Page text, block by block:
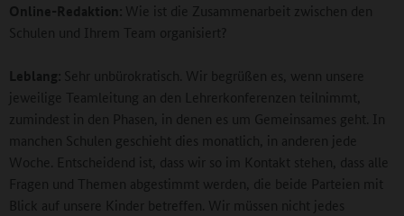
Online-Redaktion: Wie ist die Zusammenarbeit zwischen den
Schulen und Ihrem Team organisiert?
Leblang:
Sehr unbürokratisch. Wir begrüßen es, wenn unsere
jeweilige Teamleitung an den Lehrerkonferenzen teilnimmt,
zumindest in den Phasen, in denen es um Gemeinsames geht. In
manchen Schulen geschieht dies monatlich, in anderen jede
Woche. Entscheidend ist, dass wir so im Kontakt stehen, dass alle
Fragen und Themen abgestimmt werden, die beide Parteien mit
Blick auf unsere Kinder betreffen. Wir müssen nicht jedes